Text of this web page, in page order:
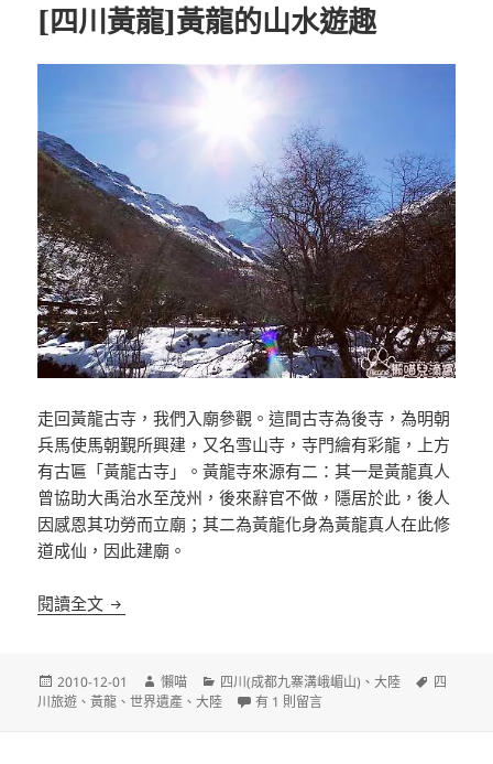
[四川黃龍]黃龍的山水遊趣
走回黃龍古寺，我們入廟參觀。這間古寺為後寺，為明朝
兵馬使馬朝覲所興建，又名雪山寺，寺門繪有彩龍，上方
有古匾「黃龍古寺」。黃龍寺來源有二：其一是黃龍真人
曾協助大禹治水至茂州，後來辭官不做，隱居於此，後人
因感恩其功勞而立廟；其二為黃龍化身為黃龍真人在此修
道成仙，因此建廟。
閱讀全文 [四川黃龍]黃龍的山水遊趣
發
佈
2010-12-01
作
者
懶喵
分
類
四川(成都九寨溝峨嵋山) 、大陸
標
四
川旅遊 、黃龍 、世界遺產 、大陸 在〈[四川黃龍]黃龍的山水遊趣〉中
有 1 則留言